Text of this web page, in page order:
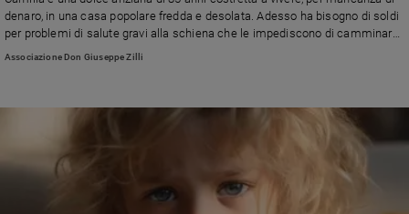
denaro, in una casa popolare fredda e desolata. Adesso ha bisogno di soldi
per problemi di salute gravi alla schiena che le impediscono di camminare
e per protesi dentarie che le permettano di mangiare. Si è rivolta a noi per
Associazione Don Giuseppe Zilli